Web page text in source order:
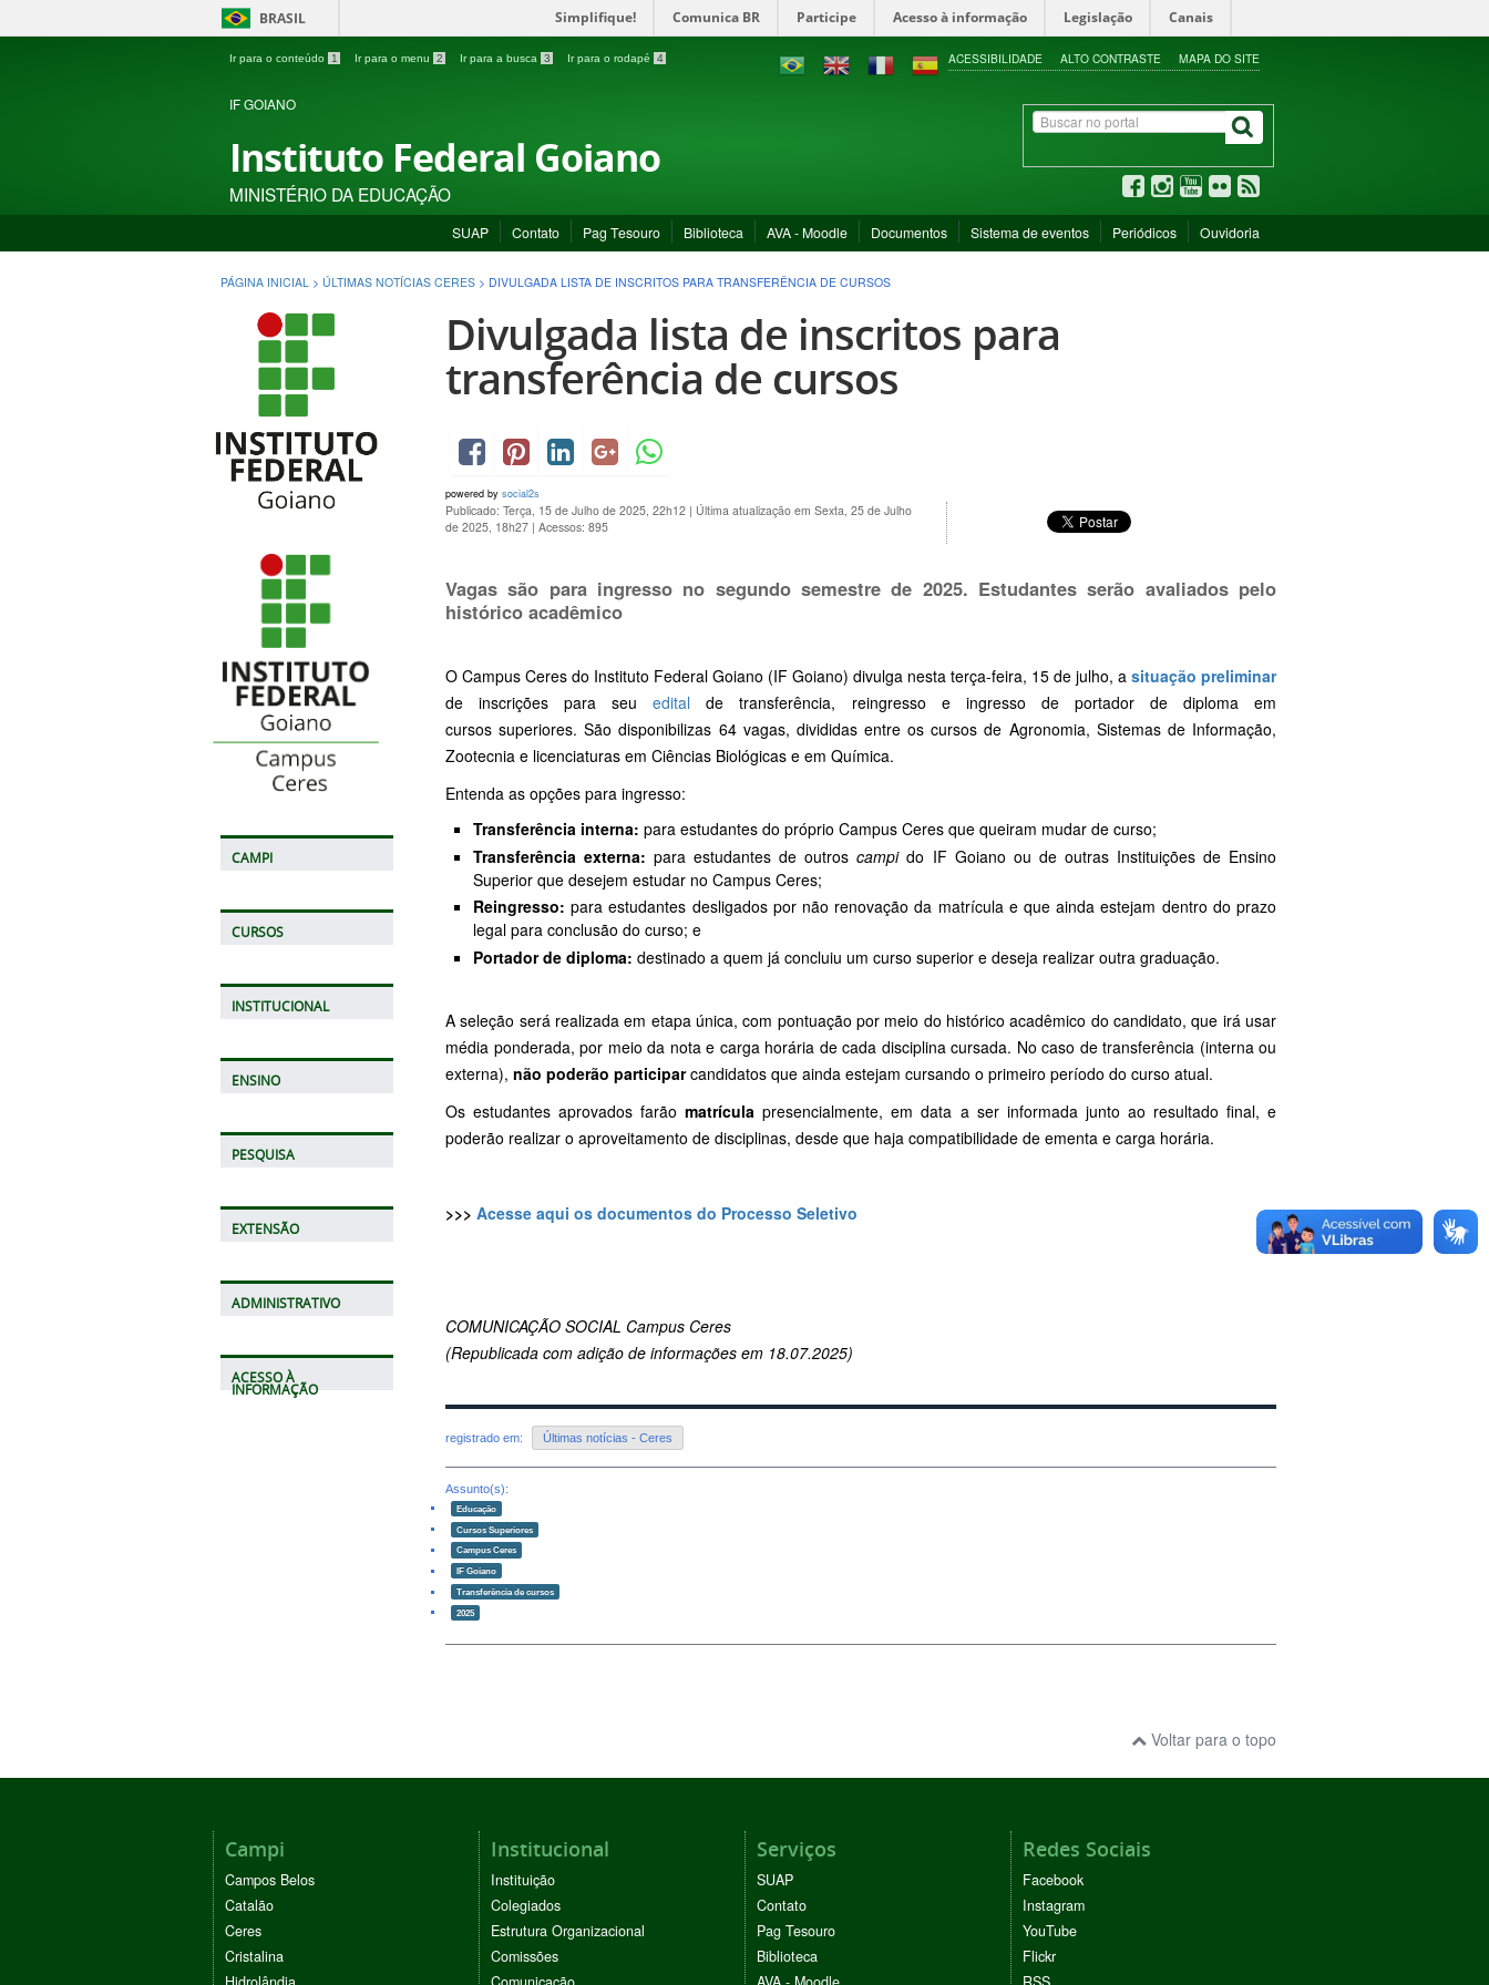
BRASIL Simplifique! Comunica BR Participe Acesso à informação Legislação Canais
Ir para o conteúdo 1 Ir para o menu 2 Ir para a busca 3 Ir para o rodapé 4 ACESSIBILIDADE ALTO CONTRASTE MAPA DO SITE
IF GOIANO
Instituto Federal Goiano
MINISTÉRIO DA EDUCAÇÃO
SUAP Contato Pag Tesouro Biblioteca AVA - Moodle Documentos Sistema de eventos Periódicos Ouvidoria
PÁGINA INICIAL > ÚLTIMAS NOTÍCIAS CERES > DIVULGADA LISTA DE INSCRITOS PARA TRANSFERÊNCIA DE CURSOS
CAMPI
CURSOS
INSTITUCIONAL
ENSINO
PESQUISA
EXTENSÃO
ADMINISTRATIVO
ACESSO À
INFORMAÇÃO
Divulgada lista de inscritos para
transferência de cursos
powered by social2s
Publicado: Terça, 15 de Julho de 2025, 22h12 | Última atualização em Sexta, 25 de Julho
de 2025, 18h27 | Acessos: 895
Vagas são para ingresso no segundo semestre de 2025. Estudantes serão avaliados pelo
histórico acadêmico
O Campus Ceres do Instituto Federal Goiano (IF Goiano) divulga nesta terça-feira, 15 de julho, a situação preliminar
de inscrições para seuedital de transferência, reingresso e ingresso de portador de diploma em
cursos superiores. São disponibilizas 64 vagas, divididas entre os cursos de Agronomia, Sistemas de Informação,
Zootecnia e licenciaturas em Ciências Biológicas e em Química.
Entenda as opções para ingresso:
Transferência interna: para estudantes do próprio Campus Ceres que queiram mudar de curso;
Transferência externa: para estudantes de outroscampido IF Goiano ou de outras Instituições de Ensino
Superior que desejem estudar no Campus Ceres;
Reingresso: para estudantes desligados por não renovação da matrícula e que ainda estejam dentro do prazo
legal para conclusão do curso; e
Portador de diploma: destinado a quem já concluiu um curso superior e deseja realizar outra graduação.
A seleção será realizada em etapa única, com pontuação por meio do histórico acadêmico do candidato, que irá usar
média ponderada, por meio da nota e carga horária de cada disciplina cursada. No caso de transferência (interna ou
externa), não poderão participarcandidatos que ainda estejam cursando o primeiro período do curso atual.
Os estudantes aprovados farãomatrícula presencialmente, em data a ser informada junto ao resultado final, e
poderão realizar o aproveitamento de disciplinas, desde que haja compatibilidade de ementa e carga horária.
>>> Acesse aqui os documentos do Processo Seletivo
COMUNICAÇÃO SOCIAL Campus Ceres
(Republicada com adição de informações em 18.07.2025)
registrado em: Últimas notícias - Ceres
Assunto(s):
Educação
Cursos Superiores
Campus Ceres
IF Goiano
Transferência de cursos
2025
Voltar para o topo
Campi
Campos Belos
Catalão
Ceres
Cristalina
Institucional
Instituição
Colegiados
Estrutura Organizacional
Comissões
Serviços
SUAP
Contato
Pag Tesouro
Biblioteca
Redes Sociais
Facebook
Instagram
YouTube
Flickr